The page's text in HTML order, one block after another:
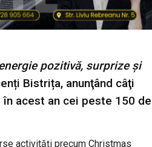
pozitivă, surprize și
Bistrița, anunţând câţi
în acest an cei peste 150 de
activități precum Christmas